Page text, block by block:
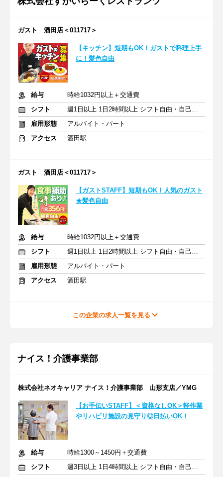
ガスト 酒田店＜011717＞
【キッチン】短期もOK！ガストで料理上手
に！髪色自由
給与
時給1032円以上＋交通費
シフト
週1日以上 1日2時間以上 シフト自由・自己申告
雇用形態
アルバイト・パート
アクセス
酒田駅
ガスト 酒田店＜011717＞
【ガストSTAFF】短期もOK！人気のガスト
★髪色自由
給与
時給1032円以上＋交通費
シフト
週1日以上 1日2時間以上 シフト自由・自己申告
雇用形態
アルバイト・パート
アクセス
酒田駅
この企業の求人一覧を見る
ナイス！介護事業部
株式会社ネオキャリア ナイス！介護事業部 山形支店／YMG
【お手伝いSTAFF】＜資格なしOK＞軽作業
やリハビリ施設の見守り◎日払いOK！
給与
時給1300～1450円＋交通費
シフト
週3日以上 1日4時間以上 シフト自由・自己申告